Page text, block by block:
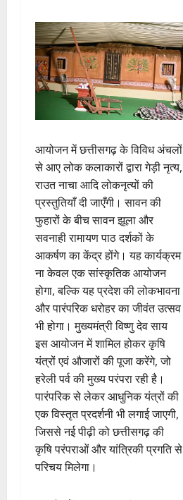
आयोजन में छत्तीसगढ़ के विविध अंचलों
से आए लोक कलाकारों द्वारा गेड़ी नृत्य,
राउत नाचा आदि लोकनृत्यों की
प्रस्तुतियाँ दी जाएँगी। सावन की
फुहारों के बीच सावन झूला और
सवनाही रामायण पाठ दर्शकों के
आकर्षण का केंद्र होंगे। यह कार्यक्रम
ना केवल एक सांस्कृतिक आयोजन
होगा, बल्कि यह प्रदेश की लोकभावना
और पारंपरिक धरोहर का जीवंत उत्सव
भी होगा। मुख्यमंत्री विष्णु देव साय
इस आयोजन में शामिल होकर कृषि
यंत्रों एवं औजारों की पूजा करेंगे, जो
हरेली पर्व की मुख्य परंपरा रही है।
पारंपरिक से लेकर आधुनिक यंत्रों की
एक विस्तृत प्रदर्शनी भी लगाई जाएगी,
जिससे नई पीढ़ी को छत्तीसगढ़ की
कृषि परंपराओं और यांत्रिकी प्रगति से
परिचय मिलेगा।